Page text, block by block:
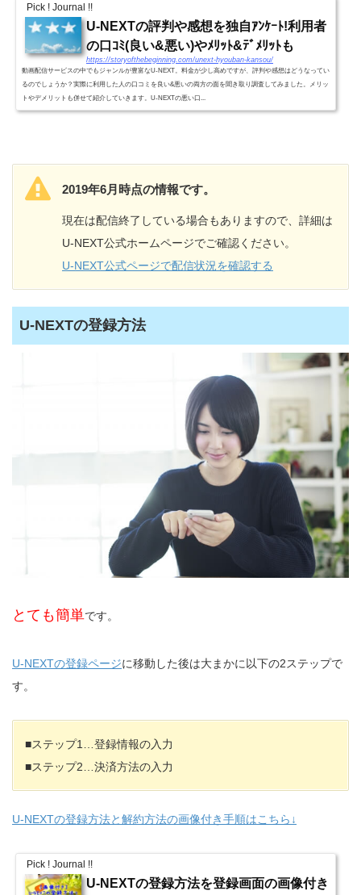
Pick ! Journal !!
U-NEXTの評判や感想を独自ｱﾝｹｰﾄ!利用者
の口ｺﾐ(良い&悪い)やﾒﾘｯﾄ&ﾃﾞﾒﾘｯﾄも
https://storyofthebeginning.com/unext-hyouban-kansou/
動画配信サービスの中でもジャンルが豊富なU-NEXT。料金が少し高めですが、評判や感想はどうなってい
るのでしょうか？実際に利用した人の口コミを良い&悪いの両方の面を聞き取り調査してみました。メリッ
トやデメリットも併せて紹介していきます。U-NEXTの悪い口...
2019年6月時点の情報です。
現在は配信終了している場合もありますので、詳細は
U-NEXT公式ホームページでご確認ください。
U-NEXT公式ページで配信状況を確認する
U-NEXTの登録方法
とても簡単です。
U-NEXTの登録ページに移動した後は大まかに以下の2ステップで
す。
■ステップ1…登録情報の入力
■ステップ2…決済方法の入力
U-NEXTの登録方法と解約方法の画像付き手順はこちら↓
Pick ! Journal !!
U-NEXTの登録方法を登録画面の画像付き